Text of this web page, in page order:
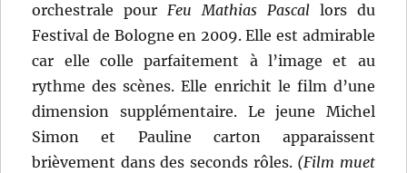
orchestrale pourFeu Mathias Pascallors du
Festival de Bologne en 2009. Elle est admirable
car elle colle parfaitement à l’image et au
rythme des scènes. Elle enrichit le film d’une
dimension supplémentaire. Le jeune Michel
Simon et Pauline carton apparaissent
brièvement dans des seconds rôles. (Film muet